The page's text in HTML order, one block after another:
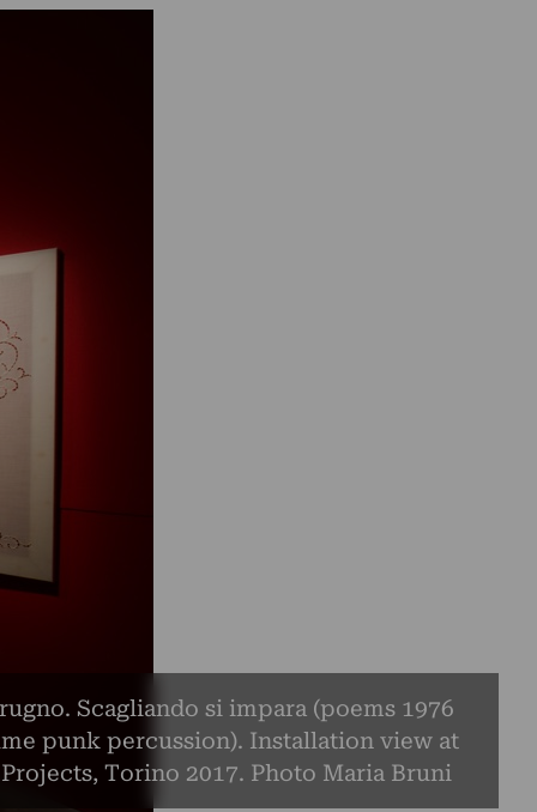
Scagliando si impara (poems 1976
punk percussion). Installation view at
Torino 2017. Photo Maria Bruni